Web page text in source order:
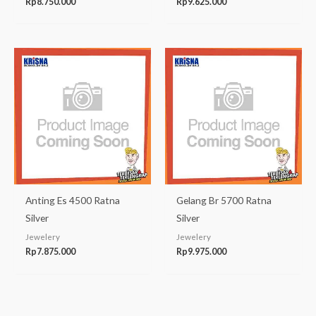
Anting Es 4500 Ratna
Silver
Jewelery
Rp7.875.000
Gelang Br 5700 Ratna
Silver
Jewelery
Rp9.975.000